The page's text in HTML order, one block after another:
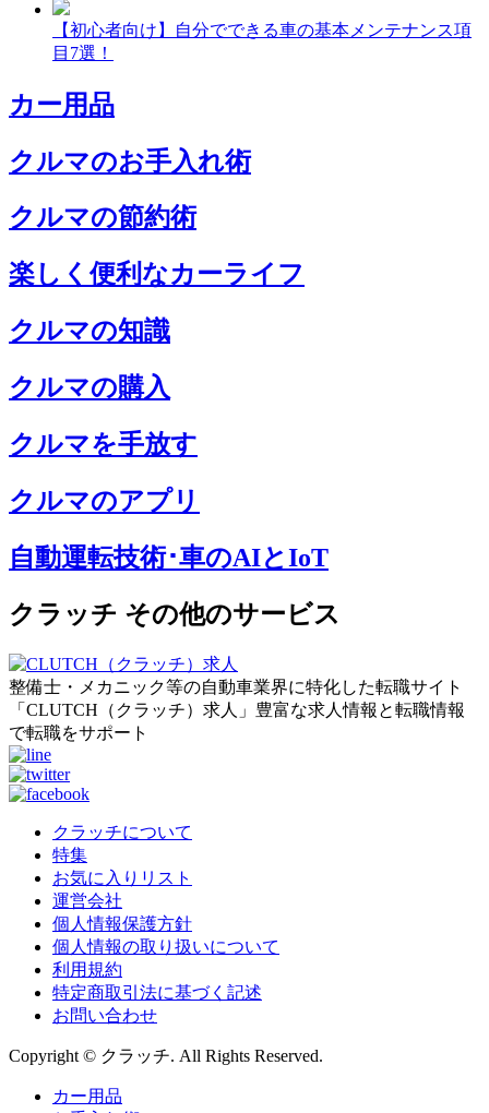
【初心者向け】自分でできる車の基本メンテナンス項
目7選！
カー用品
クルマのお手入れ術
クルマの節約術
楽しく便利なカーライフ
クルマの知識
クルマの購入
クルマを手放す
クルマのアプリ
自動運転技術･車のAIとIoT
クラッチ その他のサービス
整備士・メカニック等の自動車業界に特化した転職サイト
「CLUTCH（クラッチ）求人」豊富な求人情報と転職情報
で転職をサポート
クラッチについて
特集
お気に入りリスト
運営会社
個人情報保護方針
個人情報の取り扱いについて
利用規約
特定商取引法に基づく記述
お問い合わせ
Copyright © クラッチ. All Rights Reserved.
カー用品